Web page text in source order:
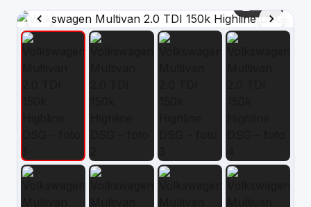
Služby
O nás